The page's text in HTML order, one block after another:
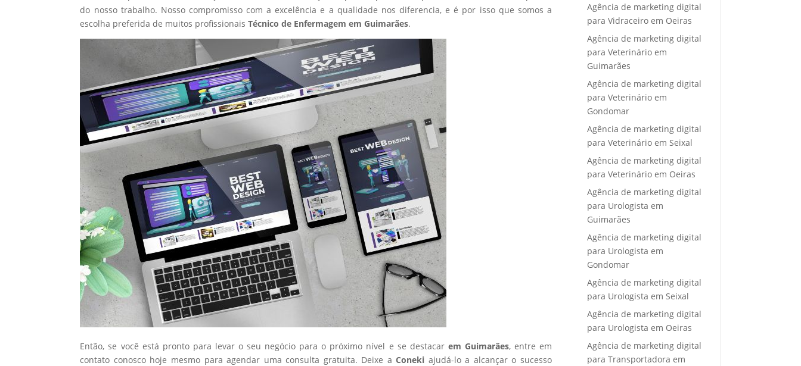
do nosso trabalho. Nosso compromisso com a excelência e a qualidade nos diferencia, e é por isso que somos a
escolha preferida de muitos profissionaisTécnico de Enfermagem em Guimarães.
Então, se você está pronto para levar o seu negócio para o próximo nível e se destacar em Guimarães, entre em
contato conosco hoje mesmo para agendar uma consulta gratuita. Deixe aConeki ajudá-lo a alcançar o sucesso
Agência de marketing digital
para Vidraceiro em Oeiras
Agência de marketing digital
para Veterinário em
Guimarães
Agência de marketing digital
para Veterinário em
Gondomar
Agência de marketing digital
para Veterinário em Seixal
Agência de marketing digital
para Veterinário em Oeiras
Agência de marketing digital
para Urologista em
Guimarães
Agência de marketing digital
para Urologista em
Gondomar
Agência de marketing digital
para Urologista em Seixal
Agência de marketing digital
para Urologista em Oeiras
Agência de marketing digital
para Transportadora em